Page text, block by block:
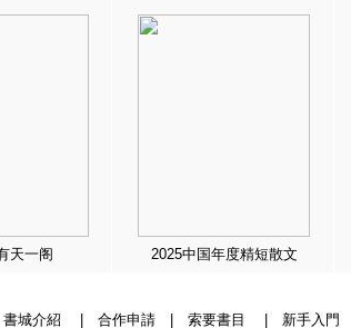
天一阁 2025中国年度精短散文
書城介紹 合作申請| 索要書目 新手入門